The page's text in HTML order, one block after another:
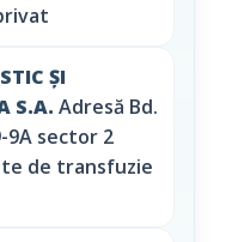
ŞI
S.A. Adresă Bd.
9A sector 2
de transfuzie